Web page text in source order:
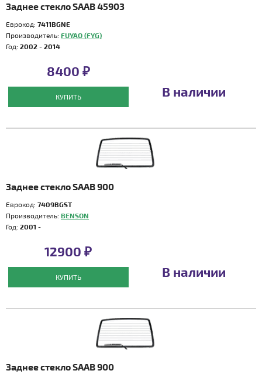
Заднее стекло SAAB 45903
Еврокод: 7411BGNE
Производитель: FUYAO (FYG)
Год: 2002 - 2014
8400 ₽
КУПИТЬ В наличии
Заднее стекло SAAB 900
Еврокод: 7409BGST
Производитель: BENSON
Год: 2001 -
12900 ₽
КУПИТЬ В наличии
Заднее стекло SAAB 900